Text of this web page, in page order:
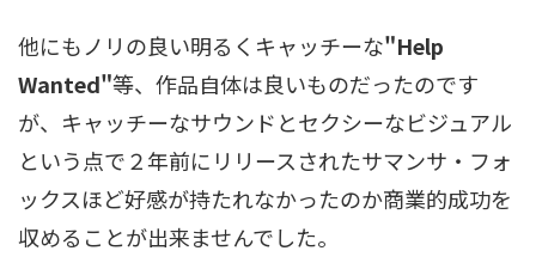
他にもノリの良い明るくキャッチーな"Help
Wanted"等、作品自体は良いものだったのです
が、キャッチーなサウンドとセクシーなビジュアル
という点で２年前にリリースされたサマンサ・フォ
ックスほど好感が持たれなかったのか商業的成功を
収めることが出来ませんでした。